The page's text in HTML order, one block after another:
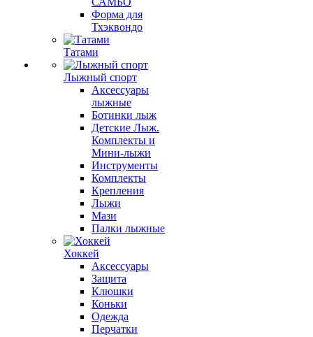
Форма для
Тхэквондо
Татами
Лыжный спорт
Аксессуары
лыжные
Ботинки лыж
Детские Лыж.
Комплекты и
Мини-лыжи
Инструменты
Комплекты
Крепления
Лыжи
Мази
Палки лыжные
Хоккей
Аксессуары
Защита
Клюшки
Коньки
Одежда
Перчатки